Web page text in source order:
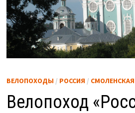
ВЕЛОПОХОДЫ / РОССИЯ /
Велопоход